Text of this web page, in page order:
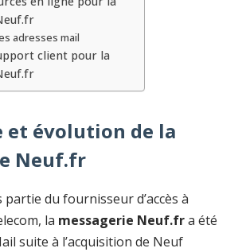
adresses mail
client pour la
et évolution de la
Neuf.fr
du fournisseur d’accès à
la messagerie Neuf.fra été
suite à l’acquisition de Neuf